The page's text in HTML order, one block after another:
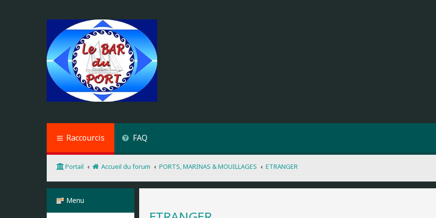
Raccourcis FAQ
Portail Accueil du forum PORTS, MARINAS & MOUILLAGES ETRANGER
Menu